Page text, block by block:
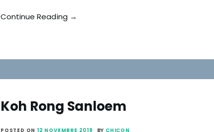
Continue Reading →
Koh Rong Sanloem
POSTED ON 12 NOVEMBRE 2019 BY CHICON